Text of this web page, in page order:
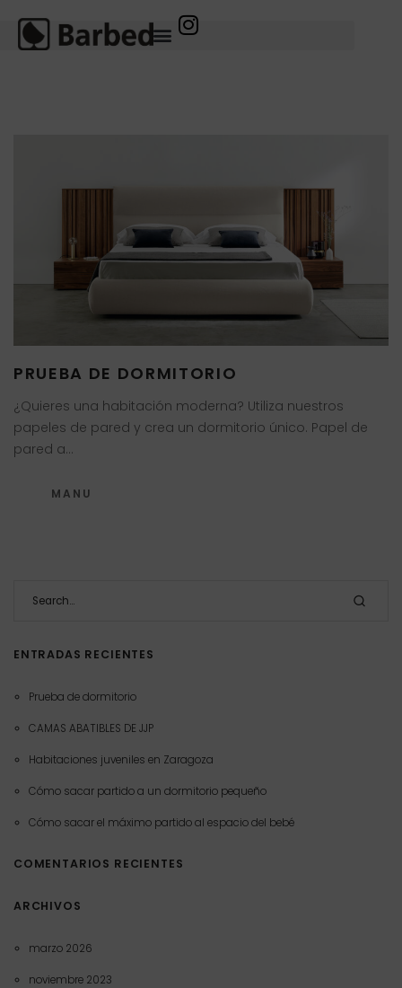
PRUEBA DE DORMITORIO
¿Quieres una habitación moderna? Utiliza nuestros
papeles de pared y crea un dormitorio único. Papel de
pared a…
MANU
ENTRADAS RECIENTES
Prueba de dormitorio
CAMAS ABATIBLES DE JJP
Habitaciones juveniles en Zaragoza
Cómo sacar partido a un dormitorio pequeño
Cómo sacar el máximo partido al espacio del bebé
COMENTARIOS RECIENTES
ARCHIVOS
marzo 2026
noviembre 2023